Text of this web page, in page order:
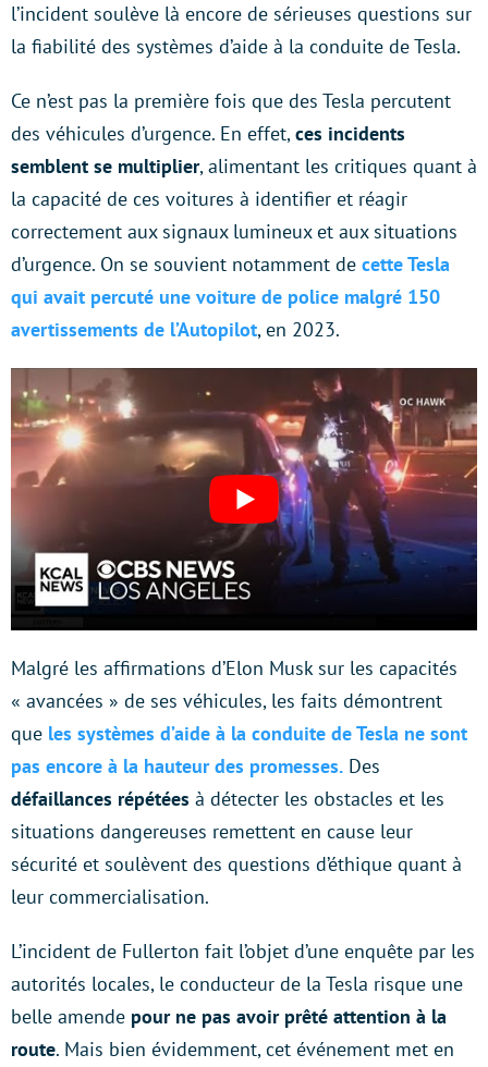
l’incident soulève là encore de sérieuses questions sur
la fiabilité des systèmes d’aide à la conduite de Tesla.
Ce n’est pas la première fois que des Tesla percutent
des véhicules d’urgence. En effet,ces incidents
semblent se multiplier, alimentant les critiques quant à
la capacité de ces voitures à identifier et réagir
correctement aux signaux lumineux et aux situations
d’urgence. On se souvient notamment de cette Tesla
qui avait percuté une voiture de police malgré 150
avertissements de l’Autopilot, en 2023.
Malgré les affirmations d’Elon Musk sur les capacités
« avancées » de ses véhicules, les faits démontrent
que les systèmes d’aide à la conduite de Tesla ne sont
pas encore à la hauteur des promesses. Des
défaillances répétées à détecter les obstacles et les
situations dangereuses remettent en cause leur
sécurité et soulèvent des questions d’éthique quant à
leur commercialisation.
L’incident de Fullerton fait l’objet d’une enquête par les
autorités locales, le conducteur de la Tesla risque une
belle amende pour ne pas avoir prêté attention à la
route. Mais bien évidemment, cet événement met en